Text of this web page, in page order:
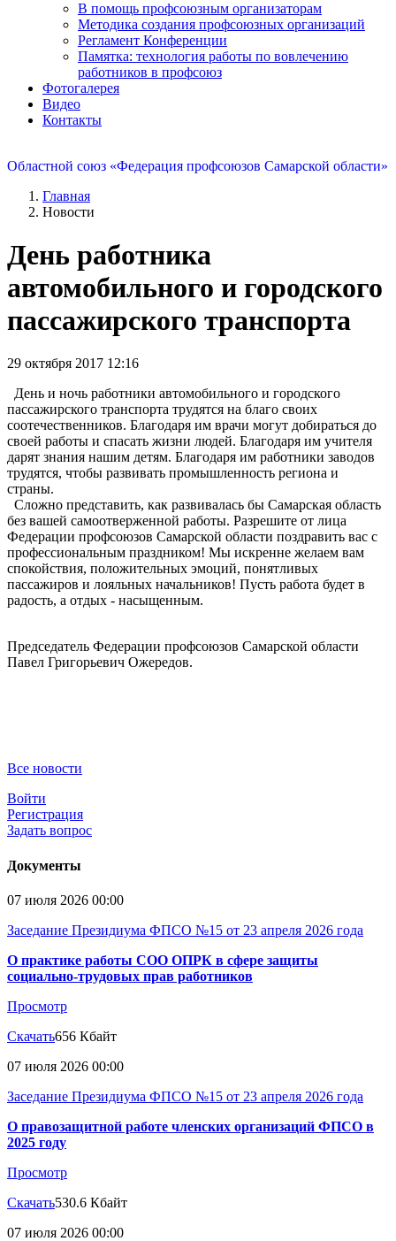
В помощь профсоюзным организаторам
Методика создания профсоюзных организаций
Регламент Конференции
Памятка: технология работы по вовлечению
работников в профсоюз
Фотогалерея
Видео
Контакты
Областной союз «Федерация профсоюзов Самарской области»
Главная
Новости
День работника
автомобильного и городского
пассажирского транспорта
29 октября 2017 12:16
День и ночь работники автомобильного и городского
пассажирского транспорта трудятся на благо своих
соотечественников. Благодаря им врачи могут добираться до
своей работы и спасать жизни людей. Благодаря им учителя
дарят знания нашим детям. Благодаря им работники заводов
трудятся, чтобы развивать промышленность региона и
страны.
Сложно представить, как развивалась бы Самарская область
без вашей самоотверженной работы. Разрешите от лица
Федерации профсоюзов Самарской области поздравить вас с
профессиональным праздником! Мы искренне желаем вам
спокойствия, положительных эмоций, понятливых
пассажиров и лояльных начальников! Пусть работа будет в
радость, а отдых - насыщенным.
Председатель Федерации профсоюзов Самарской области
Павел Григорьевич Ожередов.
Все новости
Войти
Регистрация
Задать вопрос
Документы
07 июля 2026 00:00
Заседание Президиума ФПСО №15 от 23 апреля 2026 года
О практике работы СОО ОПРК в сфере защиты
социально-трудовых прав работников
Просмотр
Скачать656 Кбайт
07 июля 2026 00:00
Заседание Президиума ФПСО №15 от 23 апреля 2026 года
О правозащитной работе членских организаций ФПСО в
2025 году
Просмотр
Скачать530.6 Кбайт
07 июля 2026 00:00